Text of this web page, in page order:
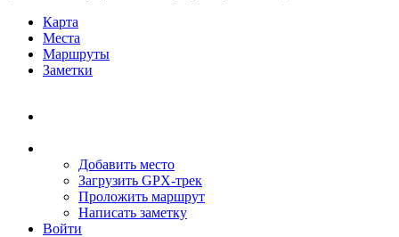
Карта
Места
Маршруты
Заметки
Добавить место
Загрузить GPX-трек
Проложить маршрут
Написать заметку
Войти